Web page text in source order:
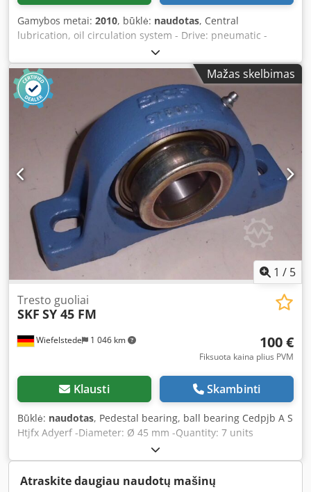
Gamybos metai: 2010, būklė: naudotas, Central
lubrication, oil circulation system - Drive: pneumatic -
Capacity: 4.0 l Crjdpjfcr Nhjfx Adysf - Reservoir material:
aluminium - Operating pressure: bar - Dimensions:
515/260/H225 mm - Weight: 5 kg
Mažas skelbimas
1 / 5
Wiefelstede 1 046 km
Tresto guoliai
SKF SY 45 FM
100 €
Fiksuota kaina plius PVM
Klausti Skambinti
Būklė: naudotas, Pedestal bearing, ball bearing Cedpjb A S
Htjfx Adyerf -Diameter: Ø 45 mm -Quantity: 7 units
available -Price: per package -Weight: 2.1 kg/piece
Atraskite daugiau naudotų mašinų